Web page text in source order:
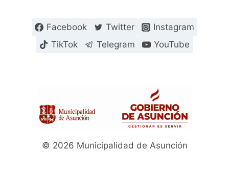
Facebook Twitter
Instagram
TikTok
Telegram YouTube
© 2026 Municipalidad de Asunción